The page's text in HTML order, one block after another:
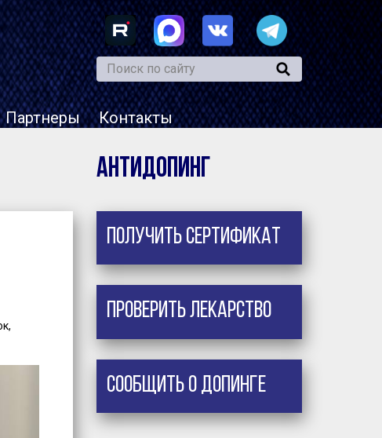
Партнеры Контакты
Антидопинг
Получить сертификат
Проверить лекарство
Сообщить о допинге